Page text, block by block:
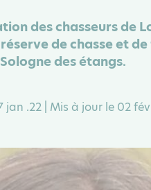
des chasseurs de
de chasse et
des étangs.
jan .22 | Mis à jour le 02